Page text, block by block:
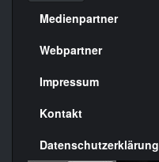
Menülinks
rechte
Seite
Medienpartner
Webpartner
Impressum
Kontakt
Datenschutzerklärung